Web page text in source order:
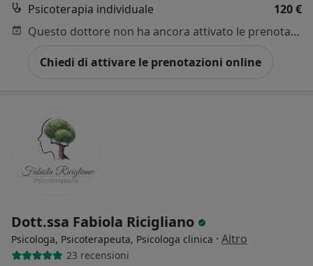
Psicoterapia individuale
120 €
Questo dottore non ha ancora attivato le prenotazioni online presso questo indirizzo.
Chiedi di attivare le prenotazioni online
Dott.ssa Fabiola Ricigliano
Psicologa, Psicoterapeuta, Psicologa clinica · Altro
23 recensioni